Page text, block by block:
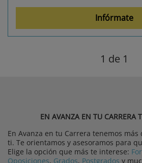
Infórmate
1 de 1
EN AVANZA EN TU CARRERA
En Avanza en tu Carrera tenemos más
ti. Te orientamos y asesoramos para
Elige la opción que más te interese:
Oposiciones, Grados, Postgrados y